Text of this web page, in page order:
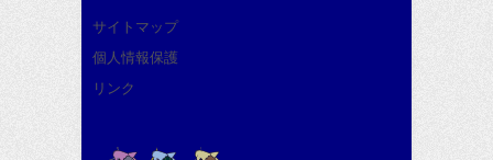
サイトマップ
個人情報保護
リンク